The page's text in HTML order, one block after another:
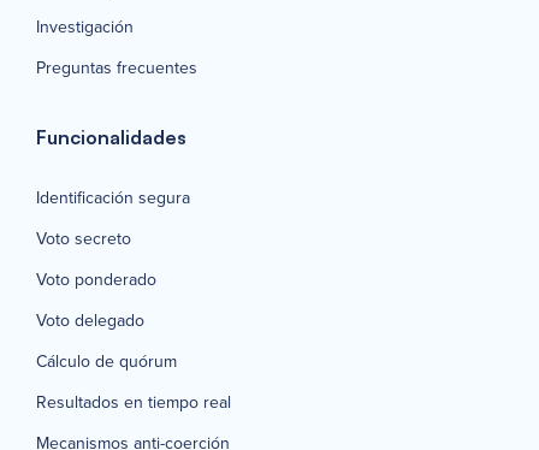
Investigación
Preguntas frecuentes
Funcionalidades
Identificación segura
Voto secreto
Voto ponderado
Voto delegado
Cálculo de quórum
Resultados en tiempo real
Mecanismos anti-coerción